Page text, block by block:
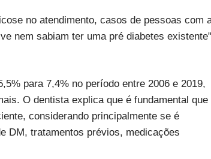
no atendimento, casos de pessoas com
nem sabiam ter uma pré diabetes
para 7,4% no período entre 2006 e 2019,
O dentista explica que é fundamental que
considerando principalmente se é
DM, tratamentos prévios, medicações